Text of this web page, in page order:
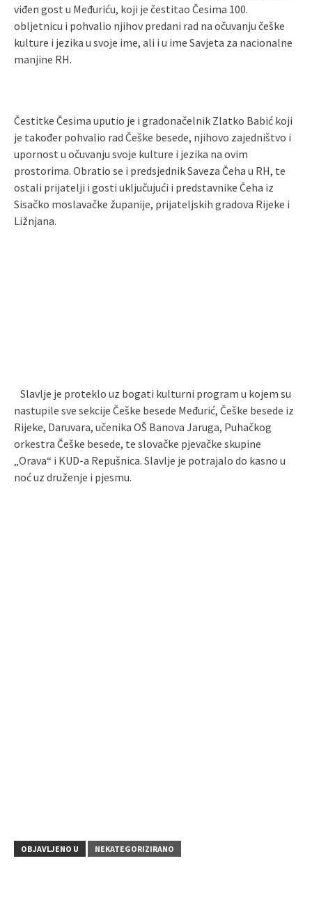
viđen gost u Međuriću, koji je čestitao Česima 100.
obljetnicu i pohvalio njihov predani rad na očuvanju češke
kulture i jezika u svoje ime, ali i u ime Savjeta za nacionalne
manjine RH.
Čestitke Česima uputio je i gradonačelnik Zlatko Babić koji
je također pohvalio rad Češke besede, njihovo zajedništvo i
upornost u očuvanju svoje kulture i jezika na ovim
prostorima. Obratio se i predsjednik Saveza Čeha u RH, te
ostali prijatelji i gosti uključujući i predstavnike Čeha iz
Sisačko moslavačke županije, prijateljskih gradova Rijeke i
Ližnjana.
Slavlje je proteklo uz bogati kulturni program u kojem su
nastupile sve sekcije Češke besede Međurić, Češke besede iz
Rijeke, Daruvara, učenika OŠ Banova Jaruga, Puhačkog
orkestra Češke besede, te slovačke pjevačke skupine
„Orava“ i KUD-a Repušnica. Slavlje je potrajalo do kasno u
noć uz druženje i pjesmu.
OBJAVLJENO U NEKATEGORIZIRANO